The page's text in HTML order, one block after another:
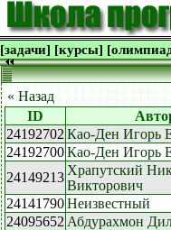
[задачи] [курсы]
« Назад
ID
24192702 Као-Ден Игорь
24192700Као-Ден Игорь
24149213 Храпутский
Викторович
24141790Неизвестный
24095652 Абдурахмон